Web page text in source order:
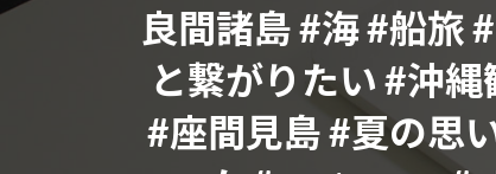
良間諸島 #海 #船旅
と繋がりたい #沖
#座間見島 #夏の思